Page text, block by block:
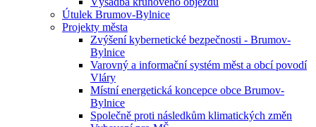
Útulek Brumov-Bylnice
Projekty města
Zvýšení kybernetické bezpečnosti - Brumov-
Bylnice
Varovný a informační systém měst a obcí povodí
Vláry
Místní energetická koncepce obce Brumov-
Bylnice
Společně proti následkům klimatických změn